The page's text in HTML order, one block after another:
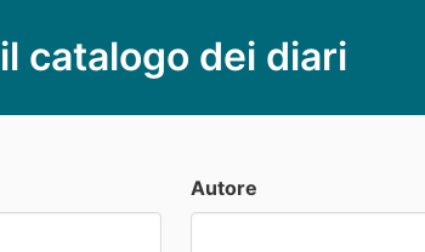
il catalogo dei diari
Autore